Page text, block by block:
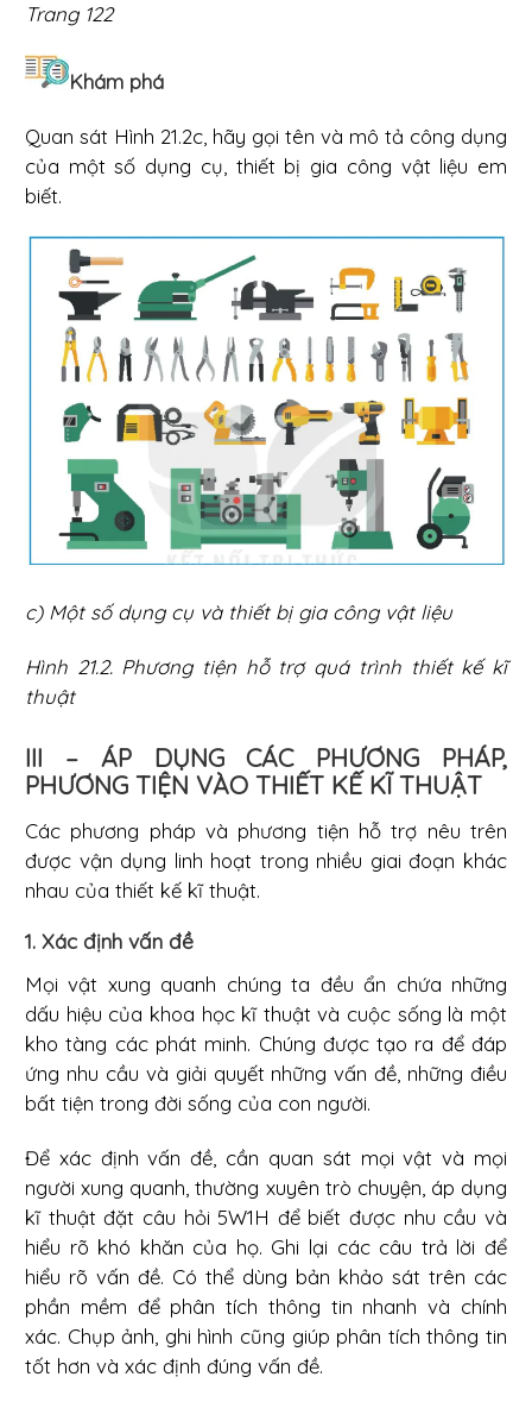
Trang 122
Khám phá
Quan sát Hình 21.2c, hãy gọi tên và mô tả công dụng
của một số dụng cụ, thiết bị gia công vật liệu em
biết.
c) Một số dụng cụ và thiết bị gia công vật liệu
Hình 21.2. Phương tiện hỗ trợ quá trình thiết kế kĩ
thuật
III – ÁP DỤNG CÁC PHƯƠNG PHÁP,
PHƯƠNG TIỆN VÀO THIẾT KẾ KĨ THUẬT
Các phương pháp và phương tiện hỗ trợ nêu trên
được vận dụng linh hoạt trong nhiều giai đoạn khác
nhau của thiết kế kĩ thuật.
1. Xác định vấn đề
Mọi vật xung quanh chúng ta đều ẩn chứa những
dấu hiệu của khoa học kĩ thuật và cuộc sống là một
kho tàng các phát minh. Chúng được tạo ra để đáp
ứng nhu cầu và giải quyết những vấn đề, những điều
bất tiện trong đời sống của con người.
Để xác định vấn đề, cần quan sát mọi vật và mọi
người xung quanh, thường xuyên trò chuyện, áp dụng
kĩ thuật đặt câu hỏi 5W1H để biết được nhu cầu và
hiểu rõ khó khăn của họ. Ghi lại các câu trả lời để
hiểu rõ vấn đề. Có thể dùng bản khảo sát trên các
phần mềm để phân tích thông tin nhanh và chính
xác. Chụp ảnh, ghi hình cũng giúp phân tích thông tin
tốt hơn và xác định đúng vấn đề.